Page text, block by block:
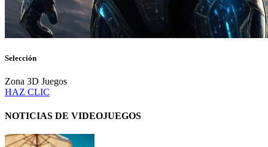
Selección
Zona 3D Juegos
HAZ CLIC
NOTICIAS DE VIDEOJUEGOS